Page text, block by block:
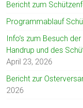
Bericht zum
Programmablauf
Info’s zum Besuch
Handrup und des
April 23, 2026
Bericht zur
2026